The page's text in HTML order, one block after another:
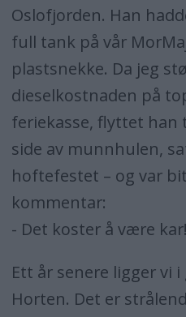
Oslofjorden. Han
full tank på vår
plastsnekke. Da jeg
dieselkostnaden på
feriekasse, flyttet han
side av munnhulen,
hoftefestet – og var
kommentar:
- Det koster å være
Ett år senere ligger vi
Horten. Det er